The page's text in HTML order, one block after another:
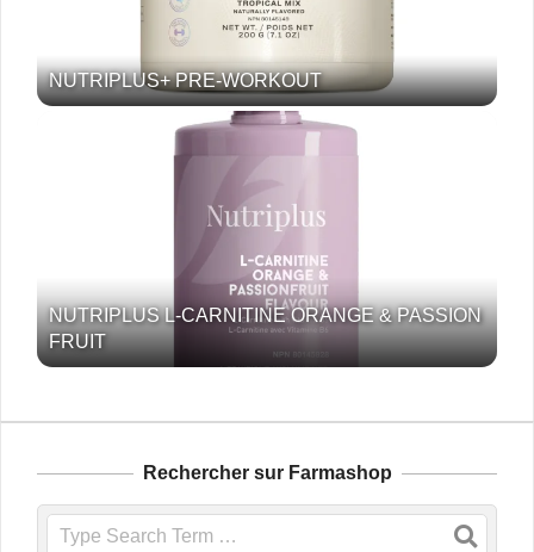
NUTRIPLUS+ PRE-WORKOUT
NUTRIPLUS L-CARNITINE ORANGE & PASSION
FRUIT
Rechercher sur Farmashop
Search